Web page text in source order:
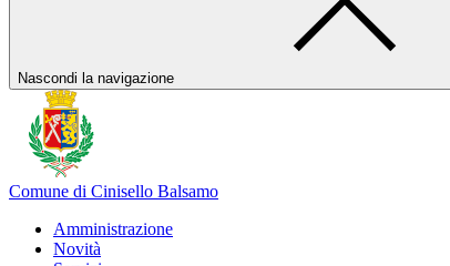
Nascondi la navigazione
Comune di Cinisello Balsamo
Amministrazione
Novità